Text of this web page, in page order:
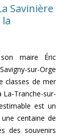
Savinière
maire Éric
sur-Orge
classes de mer
La-Tranche-sur-
est un
centaine de
des souvenirs